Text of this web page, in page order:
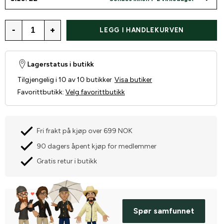
- + LEGG I HANDLEKURVEN
Lagerstatus i butikk
Tilgjengelig i 10 av 10 butikker Visa butiker
Favorittbutikk: Velg favorittbutikk
Fri frakt på kjøp over 699 NOK
90 dagers åpent kjøp for medlemmer
Gratis retur i butikk
Spør samfunnet